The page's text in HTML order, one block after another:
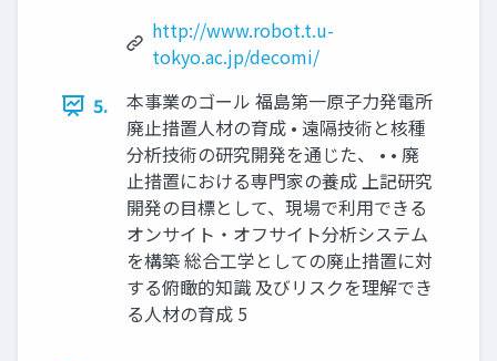
http://www.robot.t.u-
tokyo.ac.jp/decomi/
5.
本事業のゴール 福島第一原子力発電所
廃止措置人材の育成 • 遠隔技術と核種
分析技術の研究開発を通じた、 • • 廃
止措置における専門家の養成 上記研究
開発の目標として、現場で利用できる
オンサイト・オフサイト分析システム
を構築 総合工学としての廃止措置に対
する俯瞰的知識 及びリスクを理解でき
る人材の育成 5